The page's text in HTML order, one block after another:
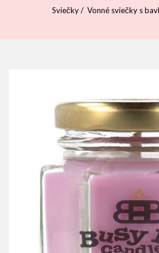
Sviečky Vonné sviečky s